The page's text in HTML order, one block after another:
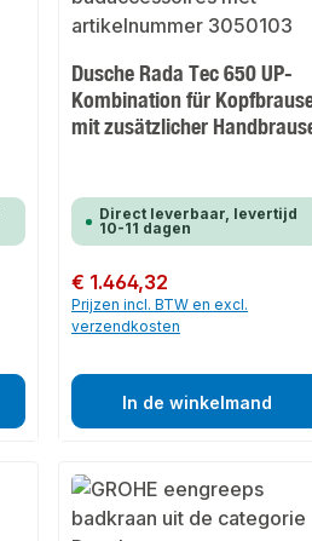
Dusche Rada Tec 650 UP-
Kombination für
mit zusätzlicher
Direct leverbaar, levertijd
10-11 dagen
Normale prijs:
€ 1.464,32
Prijzen incl. BTW en excl.
verzendkosten
In de winkelmand